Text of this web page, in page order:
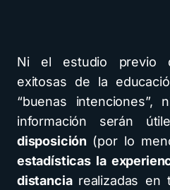
Ni el estudio previo
exitosas de la
“buenas intenciones”,
información serán
disposición (por lo
estadísticas la
distancia realizadas